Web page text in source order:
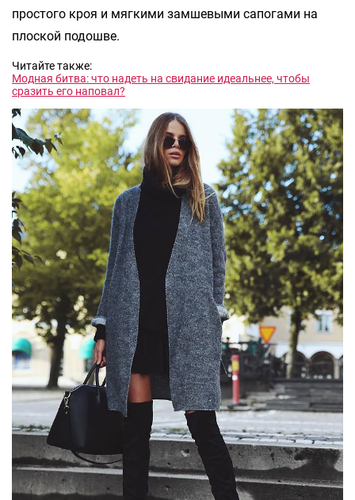
простого кроя и мягкими замшевыми сапогами на
плоской подошве.
Читайте также:
Модная битва: что надеть на свидание идеальнее, чтобы
сразить его наповал?